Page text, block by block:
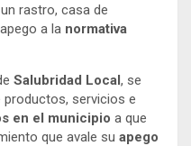
rastro, casa de
a la normativa
Salubridad Local, se
servicios e
en el municipio a que
que avale su apego